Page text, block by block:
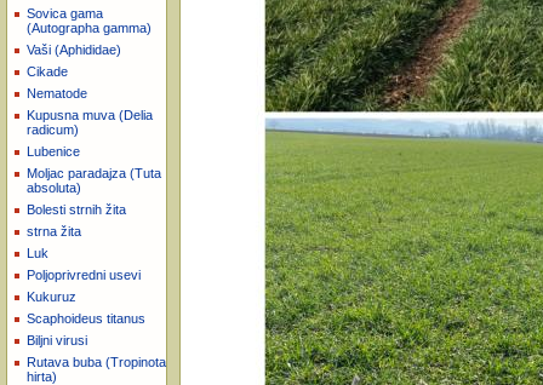
Sovica gama
(Autographa gamma)
Vaši (Aphididae)
Cikade
Nematode
Kupusna muva (Delia
radicum)
Lubenice
Moljac paradajza (Tuta
absoluta)
Bolesti strnih žita
strna žita
Luk
Poljoprivredni usevi
Kukuruz
Scaphoideus titanus
Biljni virusi
Rutava buba (Tropinota
hirta)